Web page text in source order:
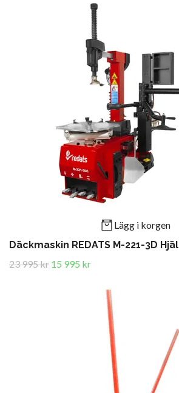
Lägg i korgen
Däckmaskin REDATS M-221-3D
23 995 kr 15 995 kr